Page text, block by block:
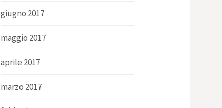
giugno 2017
maggio 2017
aprile 2017
marzo 2017